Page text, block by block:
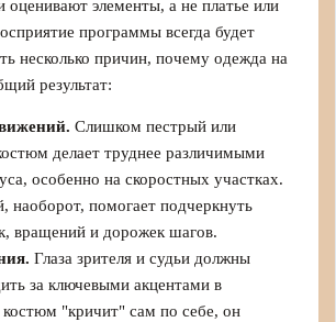
оценивают элементы, а не платье или
программы всегда будет
несколько причин, почему одежда на
результат:
Слишком пестрый или
делает труднее различимыми
особенно на скоростных участках.
наоборот, помогает подчеркнуть
вращений и дорожек шагов.
Глаза зрителя и судьи должны
за ключевыми акцентами в
"кричит" сам по себе, он